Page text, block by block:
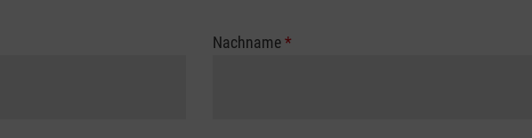
Nachname*